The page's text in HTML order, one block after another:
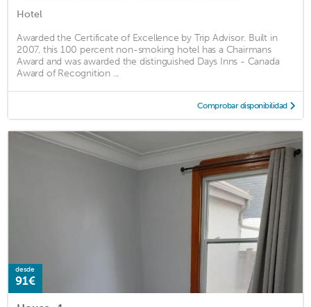
Hotel
Awarded the Certificate of Excellence by Trip Advisor. Built in
2007, this 100 percent non-smoking hotel has a Chairmans
Award and was awarded the distinguished Days Inns - Canada
Award of Recognition ...
Comprobar disponibilidad
desde
91€